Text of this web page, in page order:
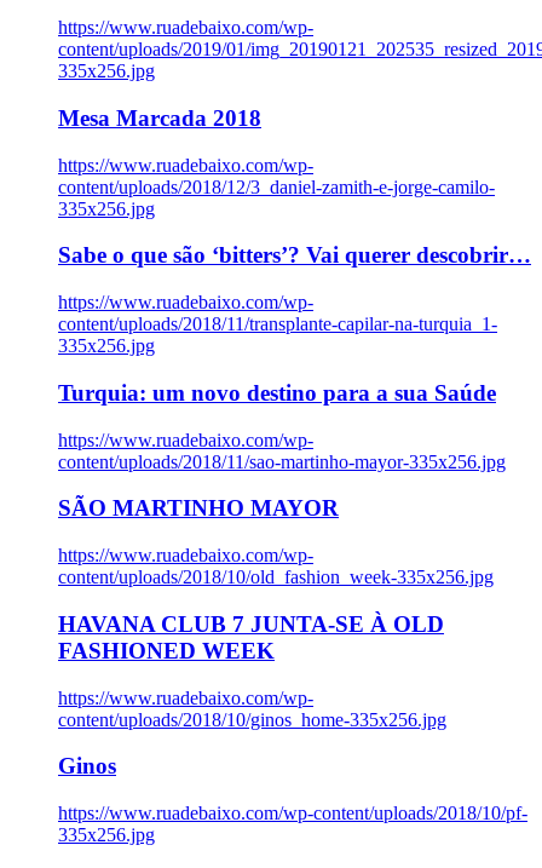
https://www.ruadebaixo.com/wp-
content/uploads/2019/01/
335x256.jpg
Mesa Marcada 2018
https://www.ruadebaixo.com/wp-
content/uploads/2018/12/3_daniel-zamith-e-jorge-camilo-
335x256.jpg
Sabe o que são ‘bitters’? Vai querer descobrir…
https://www.ruadebaixo.com/wp-
content/uploads/2018/11/transplante-capilar-na-turquia_1-
335x256.jpg
Turquia: um novo destino para a sua Saúde
https://www.ruadebaixo.com/wp-
content/uploads/2018/11/sao-martinho-mayor-335x256.jpg
SÃO MARTINHO MAYOR
https://www.ruadebaixo.com/wp-
content/uploads/2018/10/old_fashion_week-335x256.jpg
HAVANA CLUB 7 JUNTA-SE À OLD
FASHIONED WEEK
https://www.ruadebaixo.com/wp-
content/uploads/2018/10/ginos_home-335x256.jpg
Ginos
https://www.ruadebaixo.com/wp-content/uploads/2018/10/pf-
335x256.jpg